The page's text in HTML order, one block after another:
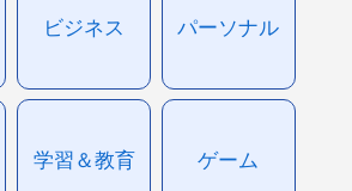
ビジネス パーソナル
学習＆教育 ゲーム